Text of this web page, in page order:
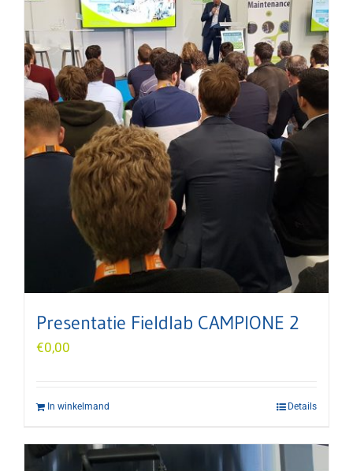
Presentatie Fieldlab CAMPIONE 2
€0,00
In winkelmand Details